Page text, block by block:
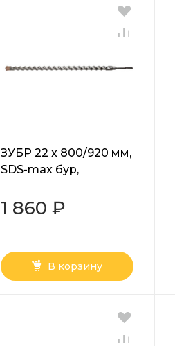
ЗУБР 22 x 800/920 мм,
SDS-max бур,
(29350-920-22)
1 860 ₽
В корзину